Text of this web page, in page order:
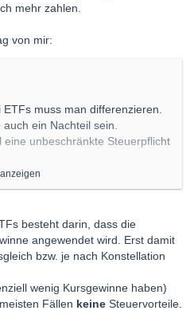
aufgrund der Steuerthematik
mehr zahlen.
von mir:
muss man differenzieren.
ein Nachteil sein.
unbeschränkte Steuerpflicht
mit Quellensteuern aus dem
Daher hat der
Teilfreistellung eingeführt.
besteuert werden:
besteht darin, dass die
angewendet wird. Erst damit
bzw. je nach Konstellation
wenig Kursgewinne haben)
Fällen keine Steuervorteile.